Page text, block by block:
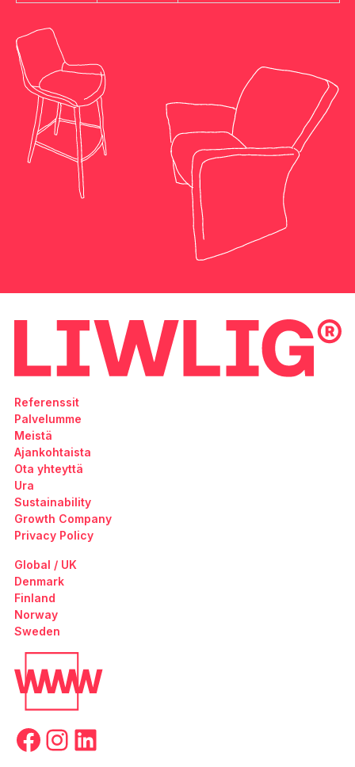
Referenssit
Palvelumme
Meistä
Ajankohtaista
Ota yhteyttä
Ura
Sustainability
Growth Company
Privacy Policy
Global / UK
Denmark
Finland
Norway
Sweden
Facebook
Instagram
LinkedIn